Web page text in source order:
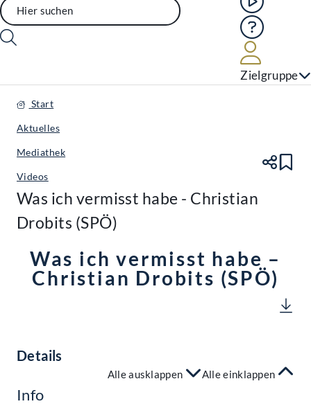
Hilfe
Zielgruppe
Start
Aktuelles
Mediathek
Videos
Was ich vermisst habe - Christian
Drobits (SPÖ)
Was ich vermisst habe –
Christian Drobits (SPÖ)
Details
Alle ausklappen Alle einklappen
Info